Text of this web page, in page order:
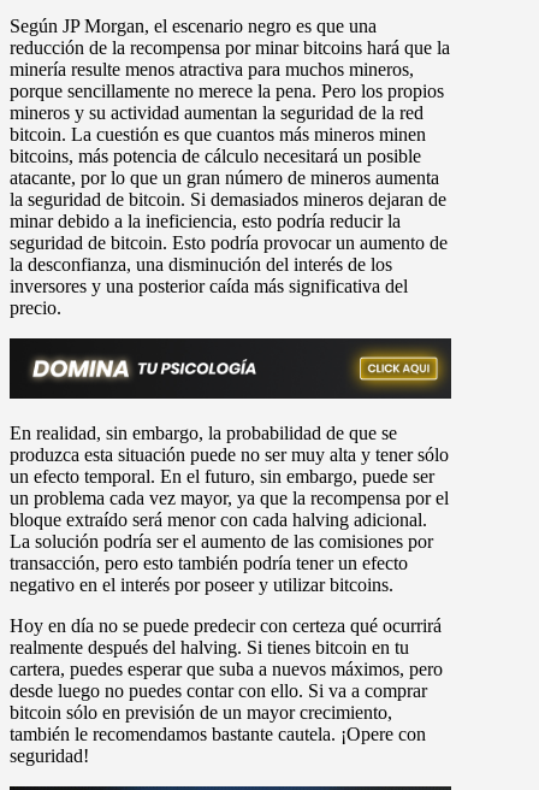
Según JP Morgan, el escenario negro es que una
reducción de la recompensa por minar bitcoins hará que la
minería resulte menos atractiva para muchos mineros,
porque sencillamente no merece la pena. Pero los propios
mineros y su actividad aumentan la seguridad de la red
bitcoin. La cuestión es que cuantos más mineros minen
bitcoins, más potencia de cálculo necesitará un posible
atacante, por lo que un gran número de mineros aumenta
la seguridad de bitcoin. Si demasiados mineros dejaran de
minar debido a la ineficiencia, esto podría reducir la
seguridad de bitcoin. Esto podría provocar un aumento de
la desconfianza, una disminución del interés de los
inversores y una posterior caída más significativa del
precio.
En realidad, sin embargo, la probabilidad de que se
produzca esta situación puede no ser muy alta y tener sólo
un efecto temporal. En el futuro, sin embargo, puede ser
un problema cada vez mayor, ya que la recompensa por el
bloque extraído será menor con cada halving adicional.
La solución podría ser el aumento de las comisiones por
transacción, pero esto también podría tener un efecto
negativo en el interés por poseer y utilizar bitcoins.
Hoy en día no se puede predecir con certeza qué ocurrirá
realmente después del halving. Si tienes bitcoin en tu
cartera, puedes esperar que suba a nuevos máximos, pero
desde luego no puedes contar con ello. Si va a comprar
bitcoin sólo en previsión de un mayor crecimiento,
también le recomendamos bastante cautela. ¡Opere con
seguridad!